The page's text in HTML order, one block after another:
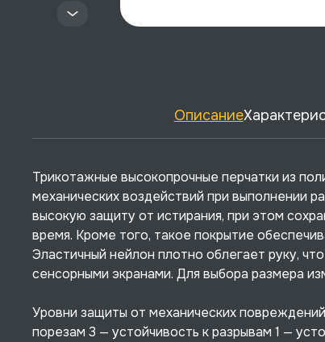
Описание
Трикотажные высокопрочные перчатки из
механических воздействий при выполнении
высокую защиту от истирания, при этом
время. Кроме того, такое покрытие
Эластичный нейлон плотно облегает руку,
сенсорными экранами. Для выбора размера
Уровни защиты от механических
порезам 3 — устойчивость к разрывам 1 —